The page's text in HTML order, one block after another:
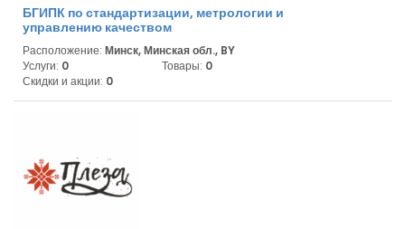
БГИПК по стандартизации, метрологии и
управлению качеством
Расположение: Минск, Минская обл., BY
Услуги: 0 Товары: 0
Скидки и акции: 0